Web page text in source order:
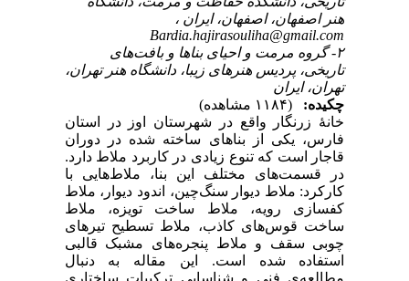
هنر اصفهان، اصفهان، ایران ،
Bardia.hajirasouliha@gmail.com
۲- گروه مرمت و احیای بناها و بافت‌های
تاریخی، پردیس هنر‌های زیبا، دانشگاه هنر تهران،
تهران، ایران
چکیده:
(۱۱۸۴ مشاهده)
خانۀ زرنگار واقع در شهرستان اوز در استان
فارس، یکی از بناهای ساخته شده در دوران
قاجار است که تنوع زیادی در کاربرد ملاط دارد.
در قسمت‌های مختلف این بنا، ملاط‌هایی با
کارکرد: ملاط دیوار سنگ‌چین، اندود دیوار، ملاط
کفسازی رویه، ملاط ساخت تویزه، ملاط
ساخت قوس‌های کاذب، ملاط تسطیح تیر‌های
چوبی سقف و ملاط پنجره‌های مشبک قالبی
استفاده شده است. این مقاله به دنبال